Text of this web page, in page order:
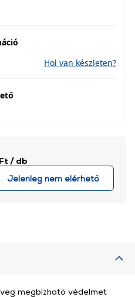
Hol van készleten?
/ db
Jelenleg nem elérhető
megbízható védelmet